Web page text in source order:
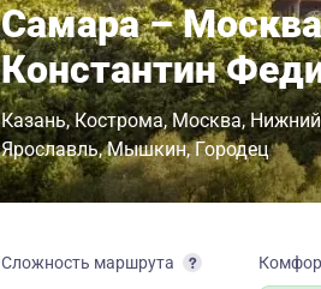
Самара –
Константин
Казань Кострома Москва
Ярославль Мышкин Городец
Сложность маршрута